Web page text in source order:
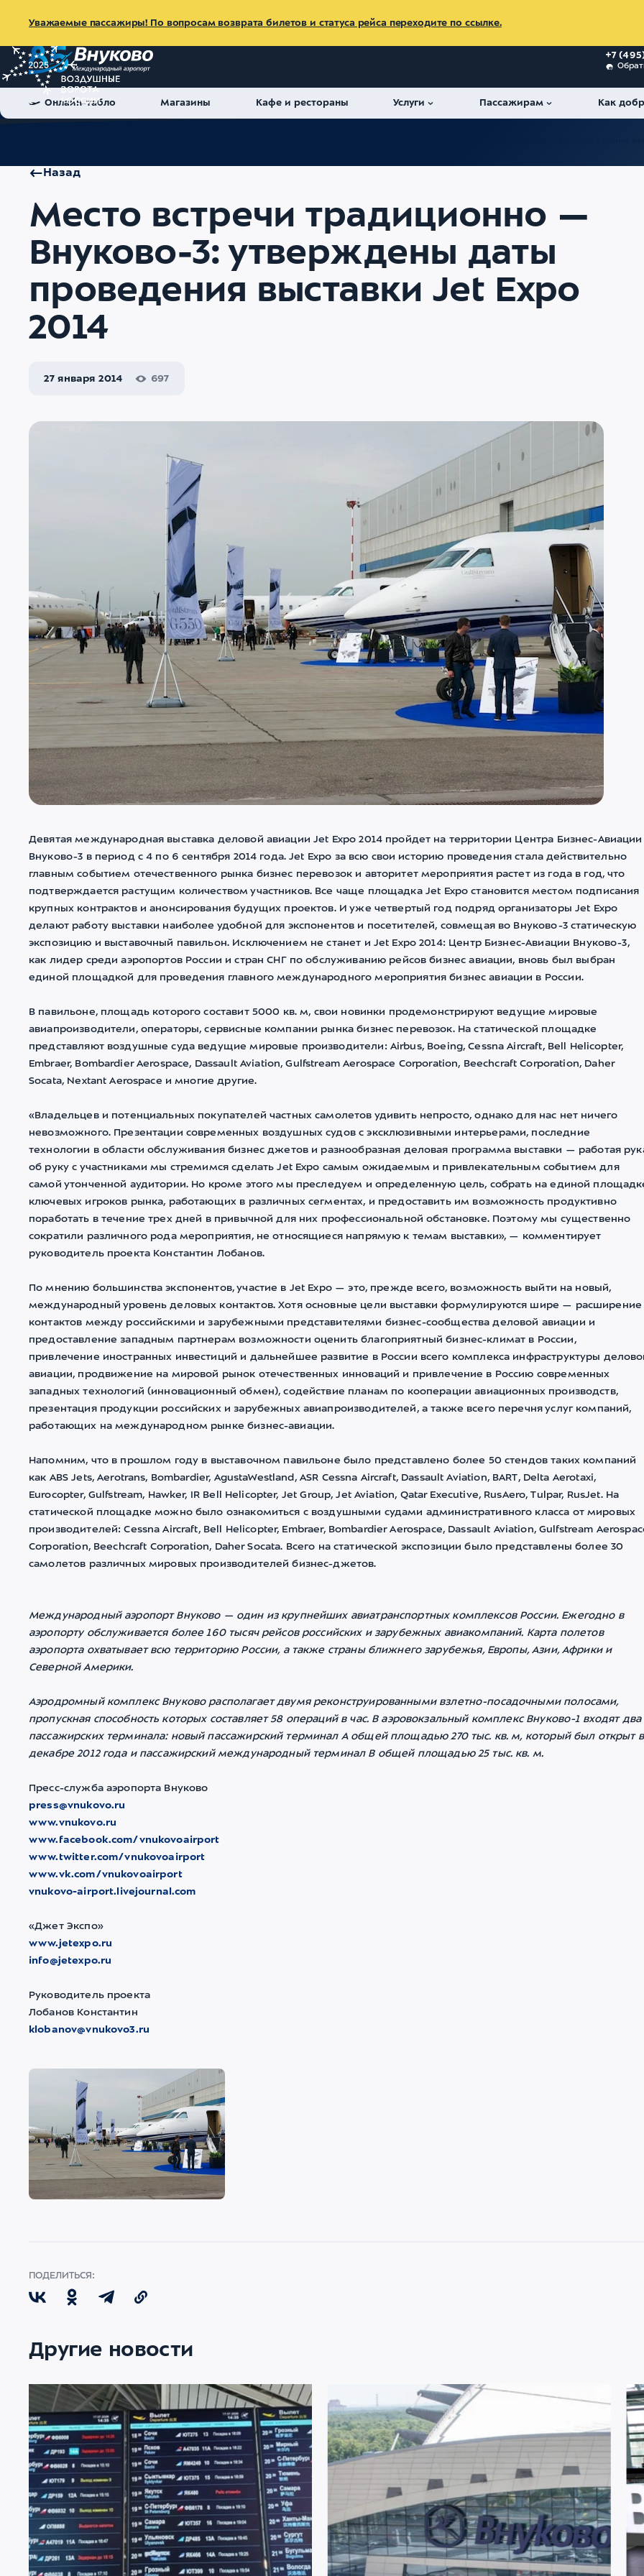
Уважаемые пассажиры! По вопросам возврата билетов и статуса рейса переходите по ссылке.
+7
Онлайн-табло Магазины Кафе и рестораны Услуги Пассажирам Как
Назад
Место встречи традиционно —
Внуково-3: утверждены даты
проведения выставки Jet Expo
2014
27 января 2014 697
Девятая международная выставка деловой авиации Jet Expo 2014 пройдет на территории Центра Бизнес-Авиации
Внуково-3 в период с 4 по 6 сентября 2014 года. Jet Expo за всю свои историю проведения стала действительно
главным событием отечественного рынка бизнес перевозок и авторитет мероприятия растет из года в год, что
подтверждается растущим количеством участников. Все чаще площадка Jet Expo становится местом подписания
крупных контрактов и анонсирования будущих проектов. И уже четвертый год подряд организаторы Jet Expo
делают работу выставки наиболее удобной для экспонентов и посетителей, совмещая во Внуково-3 статическую
экспозицию и выставочный павильон. Исключением не станет и Jet Expo 2014: Центр Бизнес-Авиации Внуково-3,
как лидер среди аэропортов России и стран СНГ по обслуживанию рейсов бизнес авиации, вновь был выбран
единой площадкой для проведения главного международного мероприятия бизнес авиации в России.
В павильоне, площадь которого составит 5000 кв. м, свои новинки продемонстрируют ведущие мировые
авиапроизводители, операторы, сервисные компании рынка бизнес перевозок. На статической площадке
представляют воздушные суда ведущие мировые производители: Airbus, Boeing, Cessna Aircraft, Bell Helicopter,
Embraer, Bombardier Aerospace, Dassault Aviation, Gulfstream Aerospace Corporation, Beechcraft Corporation, Daher
Socata, Nextant Aerospace и многие другие.
«Владельцев и потенциальных покупателей частных самолетов удивить непросто, однако для нас нет ничего
невозможного. Презентации современных воздушных судов с эксклюзивными интерьерами, последние
технологии в области обслуживания бизнес джетов и разнообразная деловая программа выставки — работая
об руку с участниками мы стремимся сделать Jet Expo самым ожидаемым и привлекательным событием для
самой утонченной аудитории. Но кроме этого мы преследуем и определенную цель, собрать на единой
ключевых игроков рынка, работающих в различных сегментах, и предоставить им возможность продуктивно
поработать в течение трех дней в привычной для них профессиональной обстановке. Поэтому мы существенно
сократили различного рода мероприятия, не относящиеся напрямую к темам выставки», — комментирует
руководитель проекта Константин Лобанов.
По мнению большинства экспонентов, участие в Jet Expo — это, прежде всего, возможность выйти на новый,
международный уровень деловых контактов. Хотя основные цели выставки формулируются шире — расширение
контактов между российскими и зарубежными представителями бизнес-сообщества деловой авиации и
предоставление западным партнерам возможности оценить благоприятный бизнес-климат в России,
привлечение иностранных инвестиций и дальнейшее развитие в России всего комплекса инфраструктуры
авиации, продвижение на мировой рынок отечественных инноваций и привлечение в Россию современных
западных технологий (инновационный обмен), содействие планам по кооперации авиационных производств,
презентация продукции российских и зарубежных авиапроизводителей, а также всего перечня услуг компаний,
работающих на международном рынке бизнес-авиации.
Напомним, что в прошлом году в выставочном павильоне было представлено более 50 стендов таких компаний
как ABS Jets, Aerotrans, Bombardier, AgustaWestland, ASR Cessna Aircraft, Dassault Aviation, BART, Delta Aerotaxi,
Eurocopter, Gulfstream, Hawker, IR Bell Helicopter, Jet Group, Jet Aviation, Qatar Executive, RusAero, Tulpar, RusJet. На
статической площадке можно было ознакомиться с воздушными судами административного класса от мировых
производителей: Cessna Aircraft, Bell Helicopter, Embraer, Bombardier Aerospace, Dassault Aviation, Gulfstream
Corporation, Beechcraft Corporation, Daher Socata. Всего на статической экспозиции было представлены более 30
самолетов различных мировых производителей бизнес-джетов.
Международный аэропорт Внуково — один из крупнейших авиатранспортных комплексов России. Ежегодно в
аэропорту обслуживается более 160 тысяч рейсов российских и зарубежных авиакомпаний. Карта полетов
аэропорта охватывает всю территорию России, а также страны ближнего зарубежья, Европы, Азии, Африки и
Северной Америки.
Аэродромный комплекс Внуково располагает двумя реконструированными взлетно-посадочными полосами,
пропускная способность которых составляет 58 операций в час. В аэровокзальный комплекс Внуково-1 входят два
пассажирских терминала: новый пассажирский терминал А общей площадью 270 тыс. кв. м, который был открыт в
декабре 2012 года и пассажирский международный терминал В общей площадью 25 тыс. кв. м.
Пресс-служба аэропорта Внуково
press@vnukovo.ru
www.vnukovo.ru
www.facebook.com/vnukovoairport
www.twitter.com/vnukovoairport
www.vk.com/vnukovoairport
vnukovo-airport.livejournal.com
«Джет Экспо»
www.jetexpo.ru
info@jetexpo.ru
Руководитель проекта
Лобанов Константин
klobanov@vnukovo3.ru
ПОДЕЛИТЬСЯ:
Другие новости